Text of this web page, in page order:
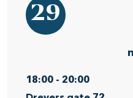
29
18:00 - 20:00